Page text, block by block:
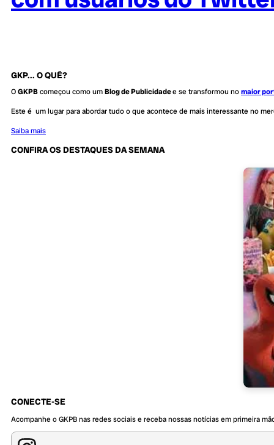
GKP... O QUÊ?
OGKPBcomeçou como umBlog de Publicidadee se transformou nomaior
Este é um lugar para abordar tudo o que acontece de mais interessante no
Saiba mais
CONFIRA OS DESTAQUES DA SEMANA
CONECTE-SE
Acompanhe o GKPB nas redes sociais e receba nossas notícias em primeira